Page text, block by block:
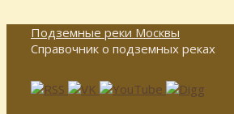
Подземные реки Москвы
Справочник о подземных реках